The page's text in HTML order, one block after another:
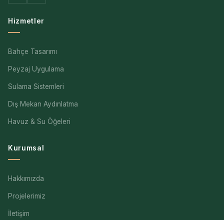
Hizmetler
Bahçe Tasarımı
Peyzaj Uygulama
Sulama Sistemleri
Dış Mekan Aydınlatma
Havuz & Su Öğeleri
Kurumsal
Hakkımızda
Projelerimiz
İletişim